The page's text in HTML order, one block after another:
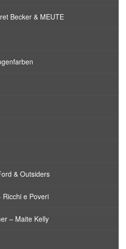
Becker & MEUTE
& Outsiders
Ricchi e Poveri
– Maite Kelly